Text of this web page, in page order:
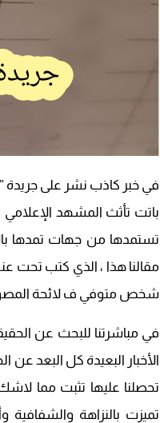
في خبر كاذب نشر على جريدة ”
باتت تأثث المشهد الإعلامي
تستمدها من جهات تمدها
مقالنا هذا ، الذي كتب تحت
شخص متوفي ف لائحة
في مباشرتنا للبحث عن
الأخبار البعيدة كل البعد عن
تحصلنا عليها تثبت مما
تميزت بالنزاهة